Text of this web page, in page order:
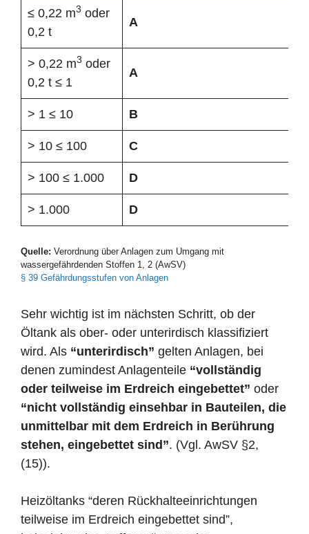
≤ 0,22 m3 oder
0,2 t
A
> 0,22 m3 oder
0,2 t ≤ 1
A
> 1 ≤ 10 B
> 10 ≤ 100 C
> 100 ≤ 1.000 D
> 1.000 D
Quelle: Verordnung über Anlagen zum Umgang mit
wassergefährdenden Stoffen 1, 2 (AwSV)
§ 39 Gefährdungsstufen von Anlagen
Sehr wichtig ist im nächsten Schritt, ob der
Öltank als ober- oder unterirdisch klassifiziert
wird. Als “unterirdisch” gelten Anlagen, bei
denen zumindest Anlagenteile “vollständig
oder teilweise im Erdreich eingebettet” oder
“nicht vollständig einsehbar in Bauteilen, die
unmittelbar mit dem Erdreich in Berührung
stehen, eingebettet sind”. (Vgl. AwSV §2,
(15)).
Heizöltanks “deren Rückhalteeinrichtungen
teilweise im Erdreich eingebettet sind”,